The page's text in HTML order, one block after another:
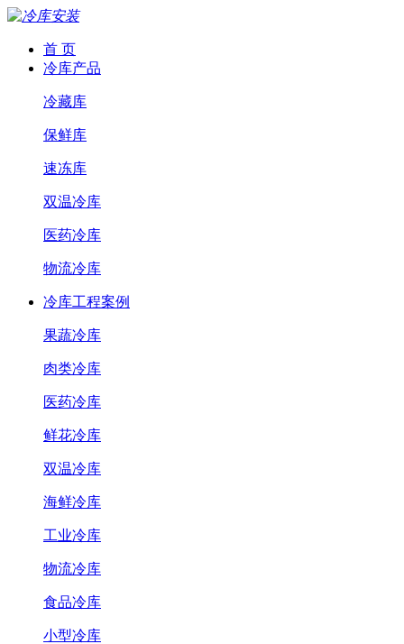
首 页
冷库产品
冷藏库
保鲜库
速冻库
双温冷库
医药冷库
物流冷库
冷库工程案例
果蔬冷库
肉类冷库
医药冷库
鲜花冷库
双温冷库
海鲜冷库
工业冷库
物流冷库
食品冷库
小型冷库